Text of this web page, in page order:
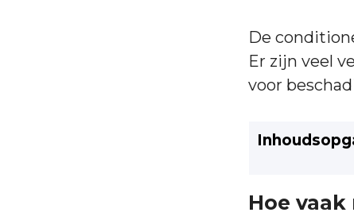
De
Er zijn veel
voor
Hoe